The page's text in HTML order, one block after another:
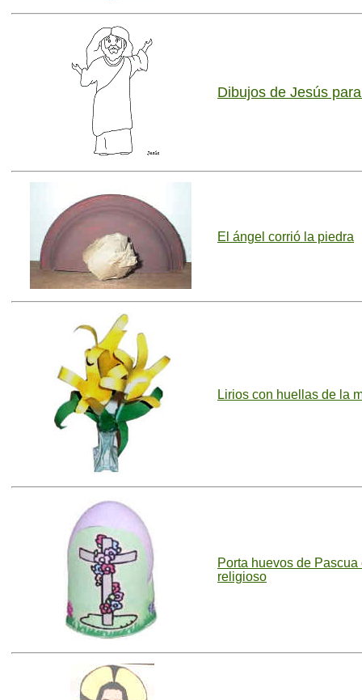
Dibujos de Jesús
El ángel corrió la piedra
Lirios con huellas de la
Porta huevos de Pascua
religioso